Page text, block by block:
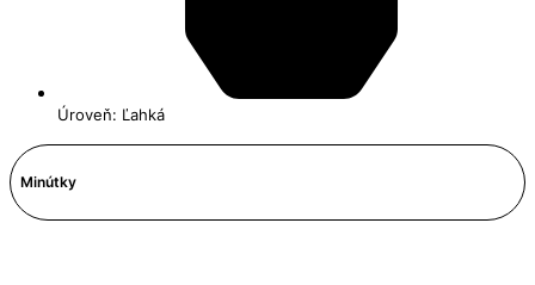
Úroveň: Ľahká
Minútky